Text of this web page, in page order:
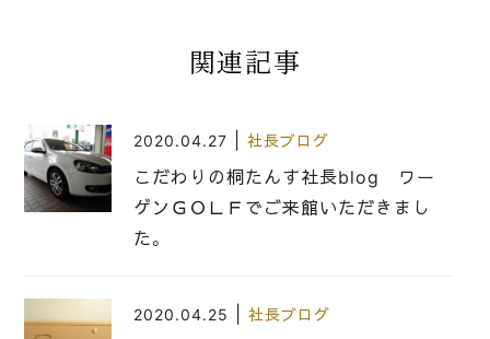
関連記事
2020.04.27 社長ブログ
こだわりの桐たんす社長blog ワー
ゲンＧＯＬＦでご来館いただきまし
た。
2020.04.25 社長ブログ